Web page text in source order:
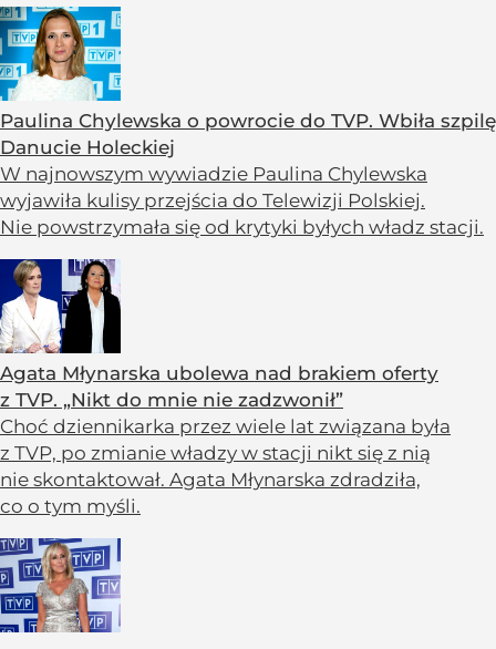
Paulina Chylewska o powrocie do TVP. Wbiła szpilę
Danucie Holeckiej
W najnowszym wywiadzie Paulina Chylewska
wyjawiła kulisy przejścia do Telewizji Polskiej.
Nie powstrzymała się od krytyki byłych władz stacji.
Agata Młynarska ubolewa nad brakiem oferty
z TVP. „Nikt do mnie nie zadzwonił”
Choć dziennikarka przez wiele lat związana była
z TVP, po zmianie władzy w stacji nikt się z nią
nie skontaktował. Agata Młynarska zdradziła,
co o tym myśli.